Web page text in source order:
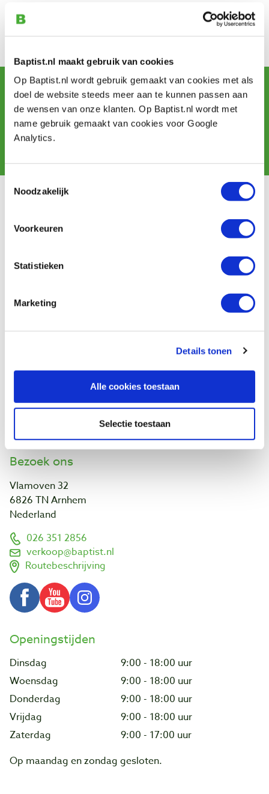
Baptist.nl maakt gebruik van cookies
Op Baptist.nl wordt gebruik gemaakt van cookies met als
doel de website steeds meer aan te kunnen passen aan
de wensen van onze klanten. Op Baptist.nl wordt met
name gebruik gemaakt van cookies voor Google
Analytics.
Toestemmingsselectie
Noodzakelijk
Voorkeuren
Statistieken
Marketing
Details tonen
Alle cookies toestaan
Selectie toestaan
Plaats: Antwerpen (België)
Schrijf u in voor de maandelijkse nieuwsbrief
en ontvang aanbiedingen, nieuwe producten en tips.
Klantenservice
Bestellen & levering
Garantie
Baptist Arnhem
Onze winkel
NOEST
Agenda
Bezoek ons
Vlamoven 32
6826 TN Arnhem
Nederland
026 351 2856
verkoop@baptist.nl
Routebeschrijving
Openingstijden
Dinsdag
9:00 - 18:00 uur
Woensdag
9:00 - 18:00 uur
Donderdag
9:00 - 18:00 uur
Vrijdag
9:00 - 18:00 uur
Zaterdag
9:00 - 17:00 uur
Op maandag en zondag gesloten.